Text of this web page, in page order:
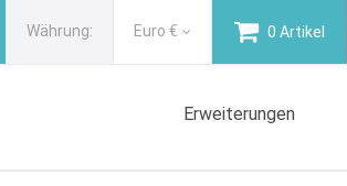
Währung: Euro € 0 Artikel
Erweiterungen